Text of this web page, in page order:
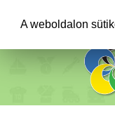
A weboldalon